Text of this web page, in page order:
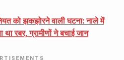
को झकझोरने वाली घटना: नाले में
रबर, ग्रामीणों ने बचाई जान